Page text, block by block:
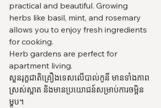
practical and beautiful. Growing
herbs like basil, mint, and rosemary
allows you to enjoy fresh ingredients
for cooking.
Herb gardens are perfect for
apartment living.
សួនរុក្ខជាតិគ្រឿងទេសលើបាល់កូនី មានទាំងភាព
ស្រស់ស្អាត និងមានប្រយោជន៍សម្រាប់ការចម្អិន
ម្ហូប។